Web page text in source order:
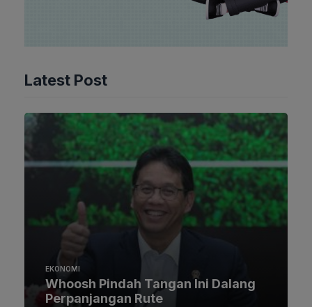
Latest Post
EKONOMI
Whoosh Pindah Tangan Ini Dalang
Perpanjangan Rute